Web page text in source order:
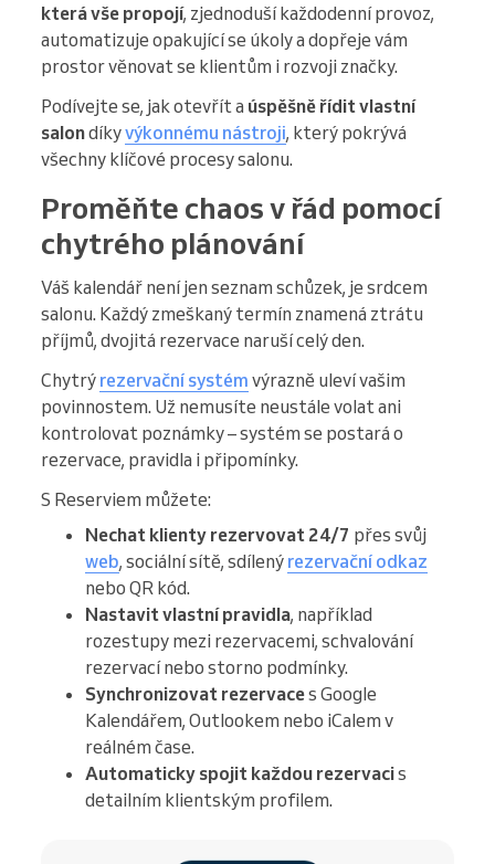
která vše propojí, zjednoduší každodenní provoz,
automatizuje opakující se úkoly a dopřeje vám
prostor věnovat se klientům i rozvoji značky.
Podívejte se, jak otevřít a úspěšně řídit vlastní
salondíkyvýkonnému nástroji, který pokrývá
všechny klíčové procesy salonu.
Proměňte chaos v řád pomocí
chytrého plánování
Váš kalendář není jen seznam schůzek, je srdcem
salonu. Každý zmeškaný termín znamená ztrátu
příjmů, dvojitá rezervace naruší celý den.
Chytrý rezervační systém výrazně uleví vašim
povinnostem. Už nemusíte neustále volat ani
kontrolovat poznámky – systém se postará o
rezervace, pravidla i připomínky.
S Reserviem můžete:
Nechat klienty rezervovat 24/7 přes svůj
web, sociální sítě, sdílený rezervační odkaz
nebo QR kód.
Nastavit vlastní pravidla, například
rozestupy mezi rezervacemi, schvalování
rezervací nebo storno podmínky.
Synchronizovat rezervaces Google
Kalendářem, Outlookem nebo iCalem v
reálném čase.
Automaticky spojit každou rezervacis
detailním klientským profilem.